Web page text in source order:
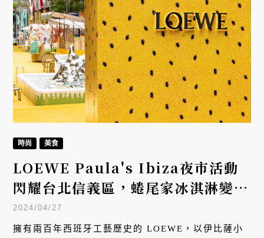
時尚 美食
LOEWE Paula's Ibiza夜市活動
閃耀台北信義區，蜷尾家冰淇淋變身
小籠包、香腸！
2024/04/27
擁有兩百年西班牙工藝歷史的 LOEWE，以伊比薩小